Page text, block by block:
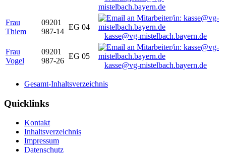
mistelbach.bayern.de
Frau
Thiem
09201
987-14
EG 04
kasse@vg-mistelbach.bayern.de
Frau
Vogel
09201
987-26
EG 05
kasse@vg-mistelbach.bayern.de
Gesamt-Inhaltsverzeichnis
Quicklinks
Kontakt
Inhaltsverzeichnis
Impressum
Datenschutz